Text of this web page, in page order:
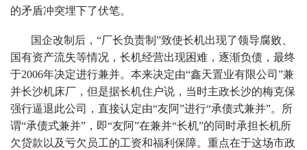
的矛盾冲突埋下了伏笔。
国企改制后，“厂长负责制”致使长机出现了领导腐败、
国有资产流失等情况，长机经营出现困难，逐渐负债，最终
于2006年决定进行兼并。本来决定由“鑫天置业有限公司”兼
并长沙机床厂，但是据长机住户说，当时主政长沙的梅克保
强行逼退此公司，直接认定由“友阿”进行“承债式兼并”。所
谓“承债式兼并”，即“友阿”在兼并“长机”的同时承担长机所
欠贷款以及亏欠员工的工资和福利保障。重点在于这场市政